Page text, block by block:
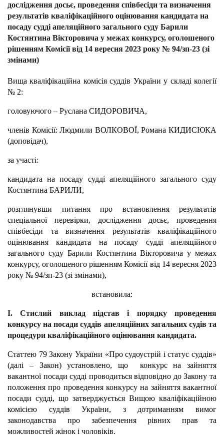
дослідження досьє, проведення співбесіди та визначення
результатів кваліфікаційного оцінювання кандидата на
посаду судді апеляційного загального суду Барили
Костянтина Вікторовича у межах конкурсу, оголошеного
рішенням Комісії від 14 вересня 2023 року № 94/зп-23 (зі
змінами)
Вища кваліфікаційна комісія суддів України у складі колегії
№ 2:
головуючого – Руслана СИДОРОВИЧА,
членів Комісії: Людмили ВОЛКОВОЇ, Романа КИДИСЮКА
(доповідач),
за участі:
кандидата на посаду судді апеляційного загального суду
Костянтина БАРИЛИ,
розглянувши питання про встановлення результатів
спеціальної перевірки, дослідження досьє, проведення
співбесіди та визначення результатів кваліфікаційного
оцінювання кандидата на посаду судді апеляційного
загального суду Барили Костянтина Вікторовича у межах
конкурсу, оголошеного рішенням Комісії від 14 вересня 2023
року № 94/зп-23 (зі змінами),
встановила:
I. Стислий виклад підстав і порядку проведення
конкурсу на посади суддів апеляційних загальних судів та
процедури кваліфікаційного оцінювання кандидата.
Статтею 79 Закону України «Про судоустрій і статус суддів»
(далі – Закон) установлено, що конкурс на зайняття
вакантної посади судді проводиться відповідно до Закону та
положення про проведення конкурсу на зайняття вакантної
посади судді, що затверджується Вищою кваліфікаційною
комісією суддів України, з дотриманням вимог
законодавства про забезпечення рівних прав та
можливостей жінок і чоловіків.